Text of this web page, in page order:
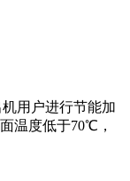
用户进行节能加
温度低于70℃，